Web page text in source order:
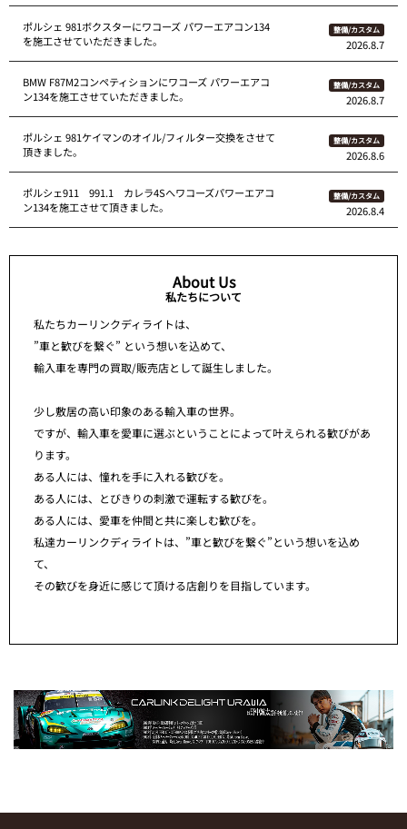
ポルシェ 981ボクスターにワコーズ パワーエアコン134
を施工させていただきました。
整備/カスタム
2026.8.7
BMW F87M2コンペティションにワコーズ パワーエアコ
ン134を施工させていただきました。
整備/カスタム
2026.8.7
ポルシェ 981ケイマンのオイル/フィルター交換をさせて
頂きました。
整備/カスタム
2026.8.6
ポルシェ911 991.1 カレラ4Sへワコーズパワーエアコ
ン134を施工させて頂きました。
整備/カスタム
2026.8.4
About Us
私たちについて
私たちカーリンクディライトは、
”車と歓びを繋ぐ” という想いを込めて、
輸入車を専門の買取/販売店として誕生しました。
少し敷居の高い印象のある輸入車の世界。
ですが、輸入車を愛車に選ぶということによって叶えられる歓びがあ
ります。
ある人には、憧れを手に入れる歓びを。
ある人には、とびきりの刺激で運転する歓びを。
ある人には、愛車を仲間と共に楽しむ歓びを。
私達カーリンクディライトは、”車と歓びを繋ぐ”という想いを込め
て、
その歓びを身近に感じて頂ける店創りを目指しています。